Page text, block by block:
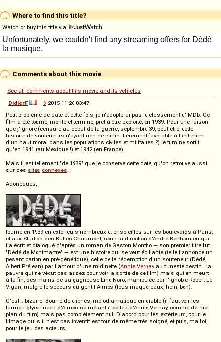
Where to find this title?
Watch or buy this title via
Comments about this movie
See all comments about this movie and its vehicles
DidierF
◊ 2015-11-26 03:47
Petit problème de date et cette fois, je n'adopterai pas le classement d'IMDb. Ce
film a été tourné, monté et terminé, prêt à être exploité, en 1939. Pour une raison
que j'ignore (censure au début de la guerre, septembre 39, peut-être, cette
histoire de souteneurs n'ayant rien de particulièrement favorable à l'entretien
d'un haut moral dans les populations civiles et militaires ?) le film ne sortit
qu'en 1941 (au Mexique !) et 1942 (en France).
Mais il est tellement "de 1939" que je conserve cette date, qu'on retrouve aussi
sur des sites connexes.
Adoncques,
tourné en 1939 en extérieurs nombreux et ensoleillés sur les boulevards à Paris,
et aux Studios des Buttes-Chaumont, sous la direction d'André Berthomieu qui
l'a écrit et dialogué d'après un roman de Gaston Montho — son premier titre fut
"Dédé de Montmartre" — est une histoire qui se veut édifiante (telle l'annonce un
pesant carton en pré-générique), celle de la rédemption d'un souteneur (Dédé,
Albert Préjean) par l'amour d'une midinette (Annie Vernay au funeste destin : la
pauvre qui ne vécut pas assez pour voir la sortie de ce film) mais qui en meurt
à la fin, des mains de sa gagneuse Line Noro, manipulée par l'ignoble Robert Le
Vigan, malgré le secours du gentil Aimos (tous maquereaux, hein, bon).
C'est… bizarre. Bourré de clichés, mélodramatique en diable (il faut voir les
larmes glycérinées d'Aimos se mêlant à celles d'Annie Vernay, comme dernier
plan du film) mais pas complètement nul. D'abord pour les extérieurs, pour le
filmage qui s'il n'est pas inventif est tout de même très soigné, et puis, ma foi,
pour le jeu des acteurs,